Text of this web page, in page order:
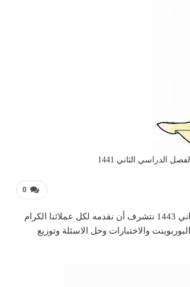
الدراسي الثاني 1441
0
تحضير فواز درس أركان الإسلام مادة التوحيد أول ابتدائي الفصل الدراسي الثاني 1443 نتشرف أن نقدمه لكل عملائنا الكرام
والاختبارات وحل الاسئلة وتوزيع